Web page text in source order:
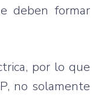
deben formar
por lo que
no solamente